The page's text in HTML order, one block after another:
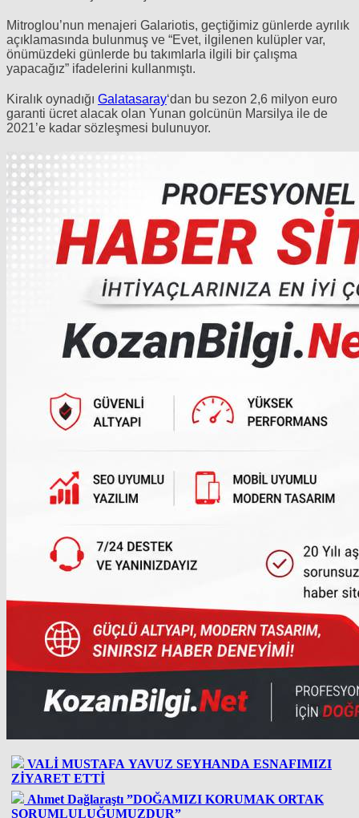
Mitroglou’nun menajeri Galariotis, geçtiğimiz günlerde ayrılık
açıklamasında bulunmuş ve “Evet, ilgilenen kulüpler var,
önümüzdeki günlerde bu takımlarla ilgili bir çalışma
yapacağız” ifadelerini kullanmıştı.
Kiralık oynadığı Galatasaray‘dan bu sezon 2,6 milyon euro
garanti ücret alacak olan Yunan golcünün Marsilya ile de
2021’e kadar sözleşmesi bulunuyor.
VALİ MUSTAFA YAVUZ SEYHANDA ESNAFIMIZI
ZİYARET ETTİ
Ahmet Dağlaraştı ”DOĞAMIZI KORUMAK ORTAK
SORUMLULUĞUMUZDUR”